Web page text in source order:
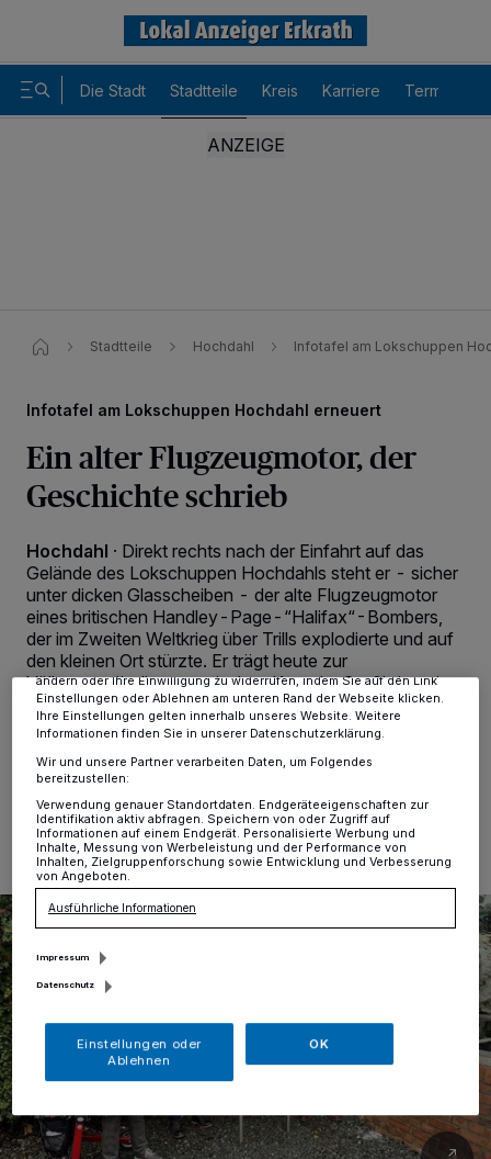
Die Stadt Stadtteile Kreis Karriere Termine
Stadtteile Hochdahl Infotafel am Lokschuppen
Infotafel am Lokschuppen Hochdahl erneuert
Ein alter Flugzeugmotor, der
Geschichte schrieb
Hochdahl · Direkt rechts nach der Einfahrt auf das
Gelände des Lokschuppen Hochdahls steht er - sicher
unter dicken Glasscheiben - der alte Flugzeugmotor
eines britischen Handley-Page-“Halifax“-Bombers,
der im Zweiten Weltkrieg über Trills explodierte und auf
den kleinen Ort stürzte. Er trägt heute zur
Völkerverständigung zwischen Kanada, Großbritannien
und Deutschland bei.
25.11.2024 , 15:56 Uhr 2 Minuten Lesezeit
personenbezogene Daten wie Browserdaten oder eindeutige
Kennungen auf Ihrem Gerät zu. Durch Auswahl von OK aktivieren Sie
Tracking-Technologien für die unter „Wir und unsere Partner
verarbeiten Daten, um Ihnen Dienste bereitzustellen“ aufgeführten
Zwecke. Wenn Tracker deaktiviert sind, sind manche Inhalte und
Anzeigen möglicherweise nicht mehr so relevant für Sie. Sie können
dieses Menü jederzeit wieder aufrufen, um Ihre Einstellungen zu
ändern oder Ihre Einwilligung zu widerrufen, indem Sie auf den Link
Einstellungen oder Ablehnen am unteren Rand der Webseite klicken.
Ihre Einstellungen gelten innerhalb unseres Website. Weitere
Informationen finden Sie in unserer Datenschutzerklärung.
Wir und unsere Partner verarbeiten Daten, um Folgendes
bereitzustellen:
Verwendung genauer Standortdaten. Endgeräteeigenschaften zur
Identifikation aktiv abfragen. Speichern von oder Zugriff auf
Informationen auf einem Endgerät. Personalisierte Werbung und
Inhalte, Messung von Werbeleistung und der Performance von
Inhalten, Zielgruppenforschung sowie Entwicklung und Verbesserung
von Angeboten.
Ausführliche Informationen
Impressum
Datenschutz
Einstellungen oder
Ablehnen
OK